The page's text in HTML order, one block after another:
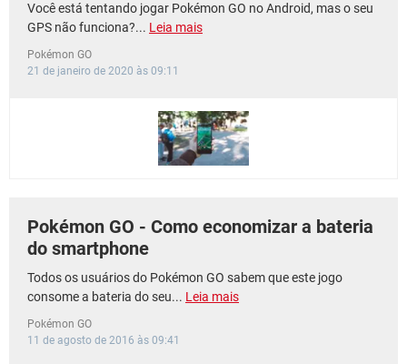
Você está tentando jogar Pokémon GO no Android, mas o seu
GPS não funciona?... Leia mais
Pokémon GO
21 de janeiro de 2020 às 09:11
Pokémon GO - Como economizar a bateria
do smartphone
Todos os usuários do Pokémon GO sabem que este jogo
consome a bateria do seu... Leia mais
Pokémon GO
11 de agosto de 2016 às 09:41